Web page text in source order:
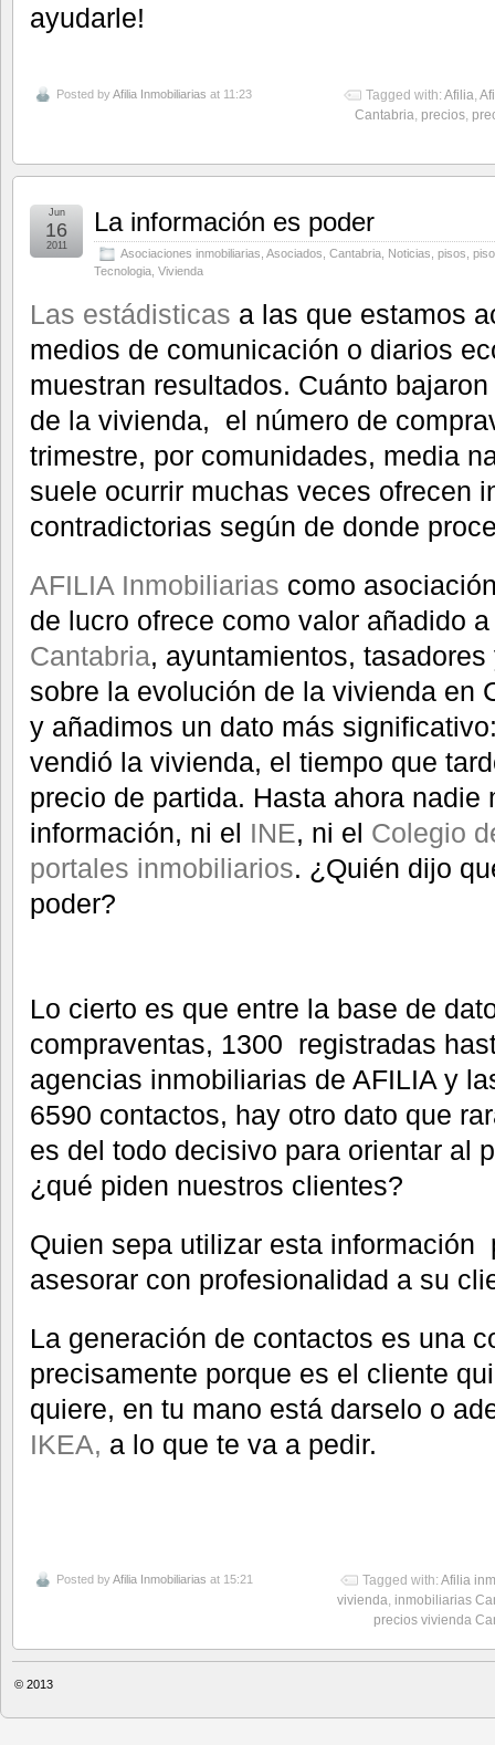
ayudarle!
Posted byAfilia Inmobiliarias at 11:23 Tagged with: Afilia
Cantabria precios
La información es poder
Asociaciones inmobiliarias Asociados Cantabria Noticias pisos
Tecnologia Vivienda
Jun
16
2011
Las estádisticas a las que estamos
medios de comunicación o diarios
muestran resultados. Cuánto
de la vivienda, el número de
trimestre, por comunidades, media
suele ocurrir muchas veces ofrecen
contradictorias según de donde
AFILIA Inmobiliarias como
de lucro ofrece como valor añadido
Cantabria, ayuntamientos,
sobre la evolución de la vivienda en
y añadimos un dato más
vendió la vivienda, el tiempo que
precio de partida. Hasta ahora nadie
información, ni el INE, ni el Colegio
portales inmobiliarios. ¿Quién dijo
poder?
Lo cierto es que entre la base de
compraventas, 1300 registradas
agencias inmobiliarias de AFILIA y
6590 contactos, hay otro dato que
es del todo decisivo para orientar al
¿qué piden nuestros clientes?
Quien sepa utilizar esta información
asesorar con profesionalidad a su
La generación de contactos es una
precisamente porque es el cliente
quiere, en tu mano está darselo o
IKEA, a lo que te va a pedir.
Posted byAfilia Inmobiliarias at 15:21 Tagged with: Afilia
vivienda inmobiliarias
precios vivienda
© 2013